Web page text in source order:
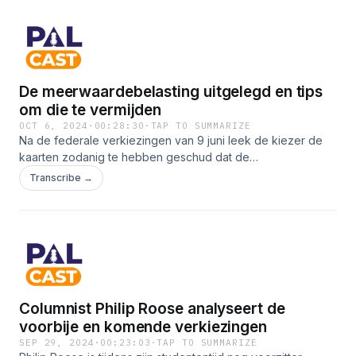
eens over de taalgrens te kijken.
De meerwaardebelasting uitgelegd en tips
om die te vermijden
OCT 6, 2024 · 00:28:30 · TAP TO SUMMARIZE
Na de federale verkiezingen van 9 juni leek de kiezer de
kaarten zodanig te hebben geschud dat de
regeringsvorming vlot zou volgen. De discussie over de
meerwaardebelasting op aandelen stak daar echter een
privaatbankieren, over de zin en onzin van de
meerwaardebelasting, en over tips om die belasting te
vermijden.
Transcribe →
Columnist Philip Roose analyseert de
voorbije en komende verkiezingen
SEP 29, 2024 · 00:23:03 ·TAP TO SUMMARIZE